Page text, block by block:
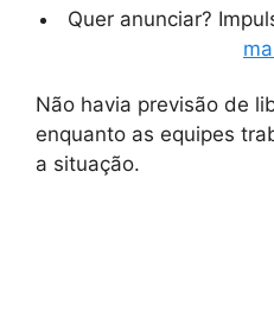
Quer anunciar?
Não havia previsão de
enquanto as equipes
a situação.